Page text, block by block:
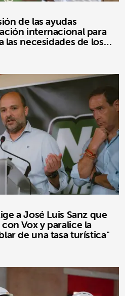
de las ayudas
internacional para
necesidades de los
a José Luis Sanz que
Vox y paralice la
de una tasa turística"